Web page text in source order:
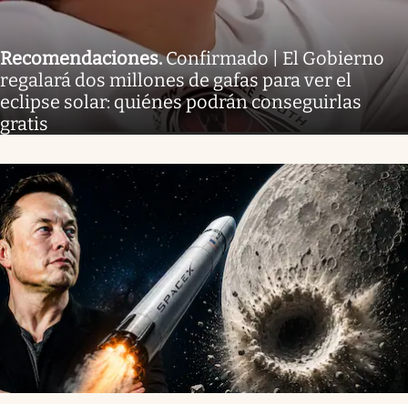
Recomendaciones.Confirmado | El Gobierno
regalará dos millones de gafas para ver el
eclipse solar: quiénes podrán conseguirlas
gratis